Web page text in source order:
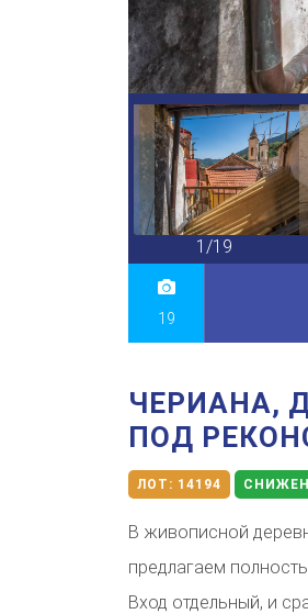
1/19
19
ЧЕРИАНА,
ПОД
ЛОТ: 14194
В живописной
предлагаем
Вход отдельный, и